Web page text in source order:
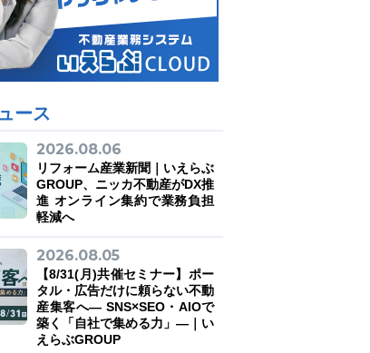
ース
2026.08.06
リフォーム産業新聞｜いえらぶ
GROUP、ニッカ不動産がDX推
進 オンライン集約で業務負担
軽減へ
2026.08.05
【8/31(月)共催セミナー】ポー
タル・広告だけに頼らない不動
産集客へ― SNS×SEO・AIOで
築く「自社で集める力」―｜い
えらぶGROUP